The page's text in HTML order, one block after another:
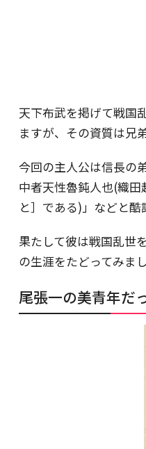
天下布武を掲げて戦国
ますが、その資質は兄
今回の主人公は信長の
中者天性魯鈍人也(織
と］である)」などと酷
果たして彼は戦国乱世
の生涯をたどってみまし
尾張一の美青年だ